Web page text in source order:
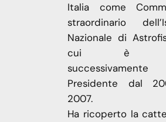
Italia come
straordinario
Nazionale di
cui è
successivamente
Presidente dal
2007.
Ha ricoperto la